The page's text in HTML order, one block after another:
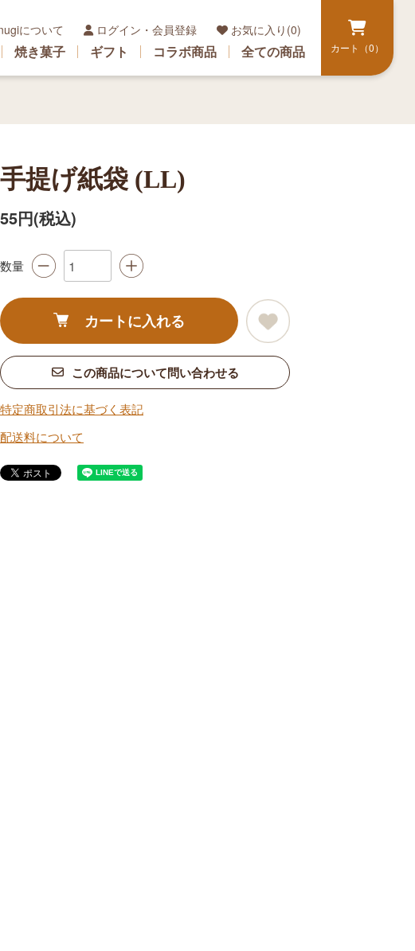
について ログイン・会員登録 お気に入り(0)
焼き菓子 ギフト コラボ商品 全ての商品 カート（0）
手提げ紙袋 (LL)
55円(税込)
数量
カートに入れる
この商品について問い合わせる
特定商取引法に基づく表記
配送料について